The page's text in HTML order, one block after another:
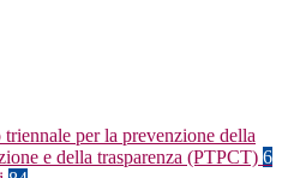
triennale per la prevenzione della
e della trasparenza (PTPCT) 6